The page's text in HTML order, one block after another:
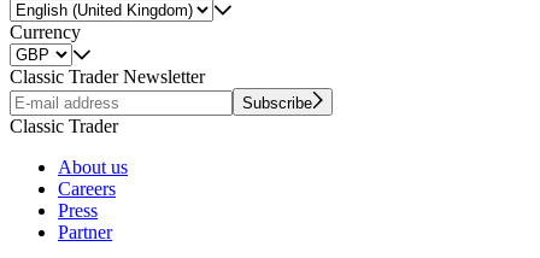
Currency
Classic Trader Newsletter
Subscribe
Classic Trader
About us
Careers
Press
Partner